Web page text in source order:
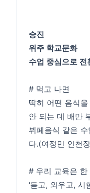
승진
위주 학교문화
수업 중심으로 전
# 먹고 나면
딱히 어떤 음식
안 되는 데 배만
뷔페음식 같은 수
다.(여정민 인천
# 우리 교육은 한
‘듣고, 외우고, 시